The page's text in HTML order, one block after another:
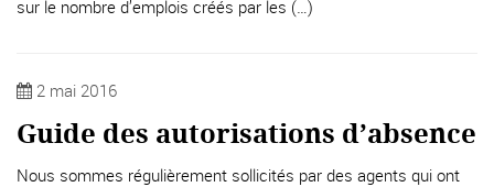
sur le nombre d’emplois créés par les (…)
2 mai 2016
Guide des autorisations d’absence
Nous sommes régulièrement sollicités par des agents qui ont